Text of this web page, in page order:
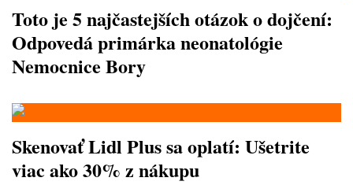
Toto je 5 najčastejších otázok o dojčení:
Odpovedá primárka neonatológie
Nemocnice Bory
Skenovať Lidl Plus sa oplatí: Ušetrite
viac ako 30% z nákupu